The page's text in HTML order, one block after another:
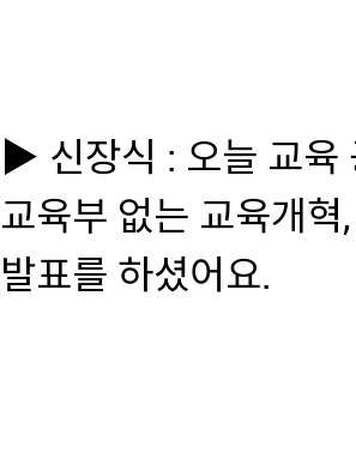
▶ 신장식 : 오늘 교육
교육부 없는 교육개
발표를 하셨어요.